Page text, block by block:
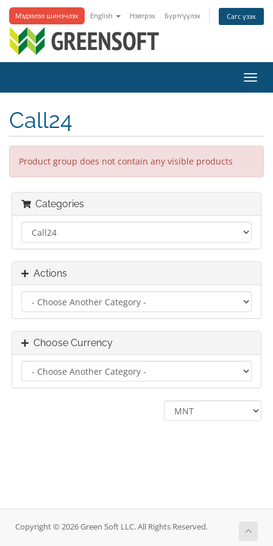
Мэдээлэл шинэчлэх English Нэвтрэх Бүртгүүлэх Сагс үзэх
Call24
Product group does not contain any visible products
Categories
Actions
Choose Currency
Copyright © 2026 Green Soft LLC. All Rights Reserved.